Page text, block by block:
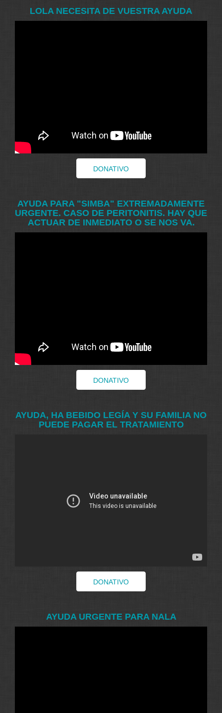
LOLA NECESITA DE VUESTRA AYUDA
DONATIVO
AYUDA PARA "SIMBA" EXTREMADAMENTE
URGENTE. CASO DE PERITONITIS. HAY QUE
ACTUAR DE INMEDIATO O SE NOS VA.
DONATIVO
AYUDA, HA BEBIDO LEGÍA Y SU FAMILIA NO
PUEDE PAGAR EL TRATAMIENTO
DONATIVO
AYUDA URGENTE PARA NALA